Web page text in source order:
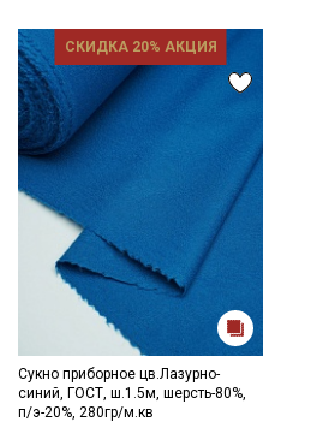
СКИДКА 20% АКЦИЯ
Сукно приборное цв.Лазурно-
синий, ГОСТ, ш.1.5м, шерсть-80%,
п/э-20%, 280гр/м.кв
Ознакомлен(а) сПолитикой
данныхи даюСогласие на
данных
ДаюСогласие на получение
информационных рассылок